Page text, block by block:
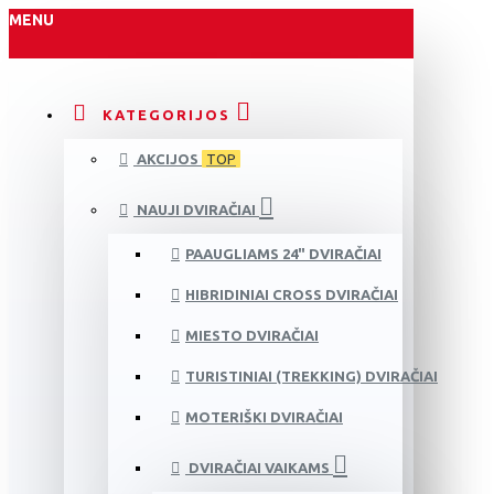
MENU
KATEGORIJOS
AKCIJOS TOP
NAUJI DVIRAČIAI
PAAUGLIAMS 24" DVIRAČIAI
HIBRIDINIAI CROSS DVIRAČIAI
MIESTO DVIRAČIAI
TURISTINIAI (TREKKING) DVIRAČIAI
MOTERIŠKI DVIRAČIAI
DVIRAČIAI VAIKAMS